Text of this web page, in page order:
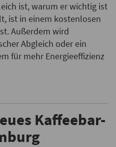
ist, warum er wichtig ist
ist in einem kostenlosen
Außerdem wird
Abgleich oder ein
für mehr Energieeffizienz
Kaffeebar-